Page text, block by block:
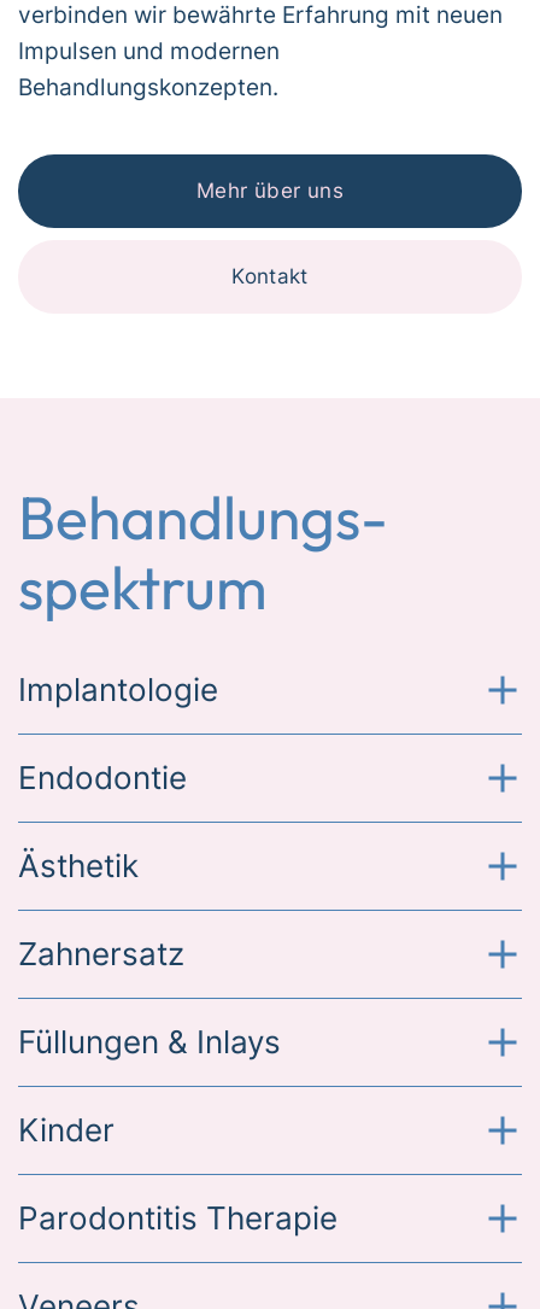
verbinden wir bewährte Erfahrung mit neuen
Impulsen und modernen
Behandlungskonzepten.
Mehr über uns
Kontakt
Behandlungs­
spektrum
Implantologie
Endodontie
Ästhetik
Zahnersatz
Füllungen & Inlays
Kinder
Parodontitis Therapie